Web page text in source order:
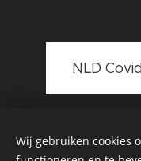
NLD
Wij gebruiken cookies